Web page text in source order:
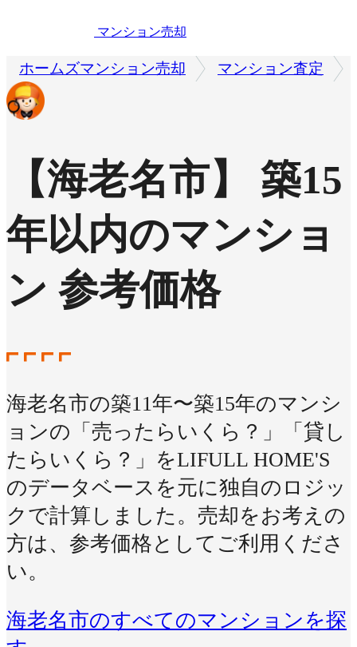
マンション売却
ホームズマンション売却 マンション査定
【海老名市】 築15
年以内のマンショ
ン 参考価格
海老名市の築11年〜築15年のマンシ
ョンの「売ったらいくら？」「貸し
たらいくら？」をLIFULL HOME'S
のデータベースを元に独自のロジッ
クで計算しました。売却をお考えの
方は、参考価格としてご利用くださ
い。
海老名市のすべてのマンションを探